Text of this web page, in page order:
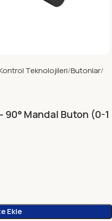
Teknolojileri Butonlar
90° Mandal Buton (0-1
Ekle